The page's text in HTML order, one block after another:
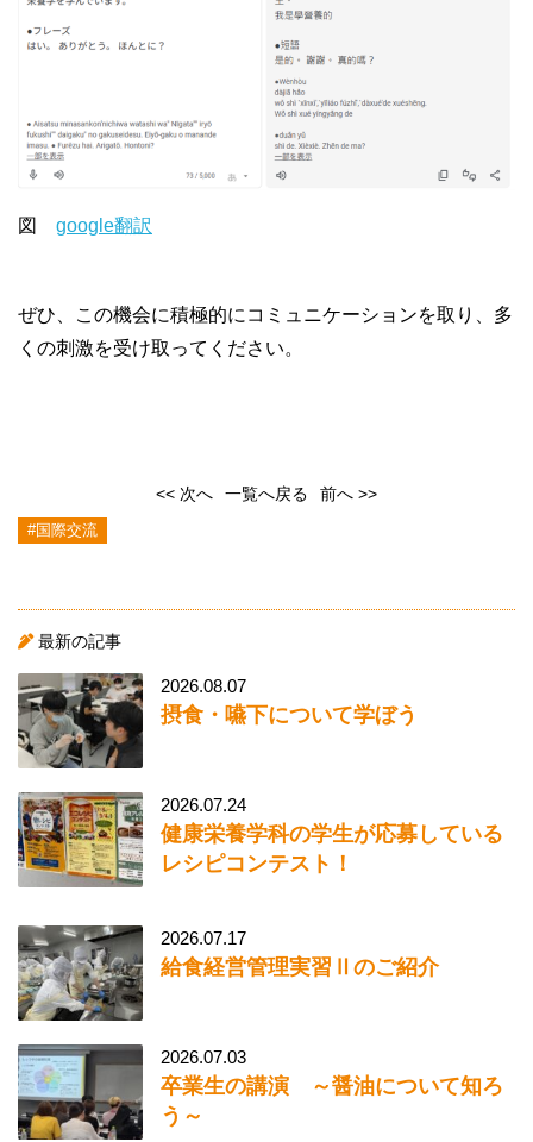
図 google翻訳
ぜひ、この機会に積極的にコミュニケーションを取り、多
くの刺激を受け取ってください。
<< 次へ 一覧へ戻る 前へ >>
#国際交流
最新の記事
2026.08.07
摂食・嚥下について学ぼう
2026.07.24
健康栄養学科の学生が応募している
レシピコンテスト！
2026.07.17
給食経営管理実習Ⅱのご紹介
2026.07.03
卒業生の講演 ～醤油について知ろ
う～